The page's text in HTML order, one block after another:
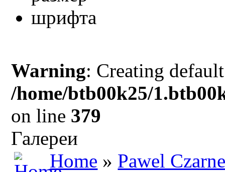
Warning: Creating
/home/btb00k25/
on line 379
Галереи
Home » Pawel